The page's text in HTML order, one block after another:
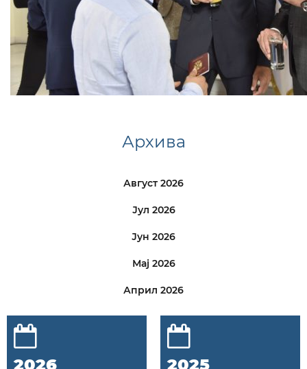
Архива
Август 2026
Јул 2026
Јун 2026
Мај 2026
Април 2026
2026 2025